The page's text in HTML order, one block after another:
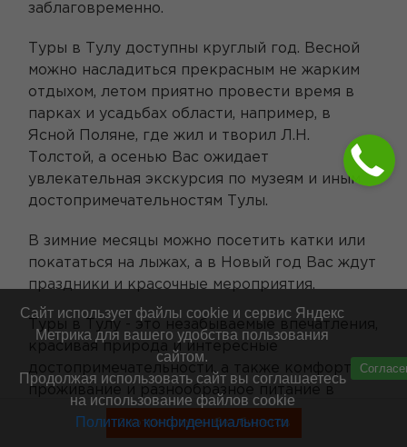
заблаговременно.
Туры в Тулу доступны круглый год. Весной
можно насладиться прекрасным не жарким
отдыхом, летом приятно провести время в
парках и усадьбах области, например, в
Ясной Поляне, где жил и творил Л.Н.
Толстой, а осенью Вас ожидает
увлекательная экскурсия по музеям и иным
достопримечательностям Тулы.
В зимние месяцы можно посетить катки или
покататься на лыжах, а в Новый год Вас ждут
праздники и красочные мероприятия.
Туры в Тулу - это незабываемые впечатления,
красивая природа и интересные
достопримечательности, а также комфортное
проживание и разнообразное питание в
гостиницах и санаториях.
Смотреть туры без билетов
Сайт использует файлы cookie и сервис Яндекс
Метрика для вашего удобства пользования
сайтом.
Продолжая использовать сайт вы соглашаетесь
на использование файлов cookie
Политика конфиденциальности